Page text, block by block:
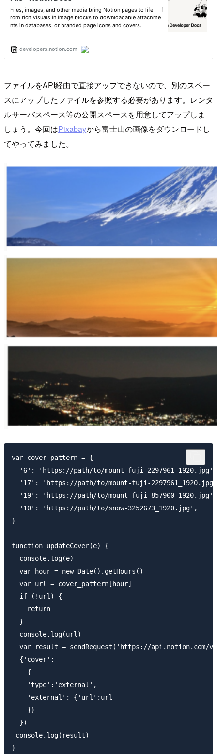
ファイルをAPI経由で直接アップできないので、別のスペー
スにアップしたファイルを参照する必要があります。レンタ
ルサーバスペース等の公開スペースを用意してアップしま
しょう。今回はPixabayから富士山の画像をダウンロードし
てやってみました。
var cover_pattern = {
  '6': 'https://path/to/mount-fuji-2297961_1920.jpg',
'17': 'https://path/to/mount-fuji-
  '19': 'https://path/to/mount-fuji-857900_1920.jpg',
  '10': 'https://path/to/snow-3252673_1920.jpg',
}
function updateCover(e) {
  console.log(e)
  var hour = new Date().getHours()
  var url = cover_pattern[hour]
  if (!url) {
    return
  }
  console.log(url)
var result = sendRequest('https://
  {'cover':
    {
    'type':'external',
    'external': {'url':url
    }}
  })
console.log(result)
}